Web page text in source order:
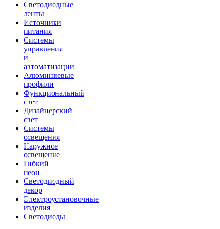
Светодиодные
ленты
Источники
питания
Системы
управления
и
автоматизации
Алюминиевые
профили
Функциональный
свет
Дизайнерский
свет
Системы
освещения
Наружное
освещение
Гибкий
неон
Светодиодный
декор
Электроустановочные
изделия
Светодиоды